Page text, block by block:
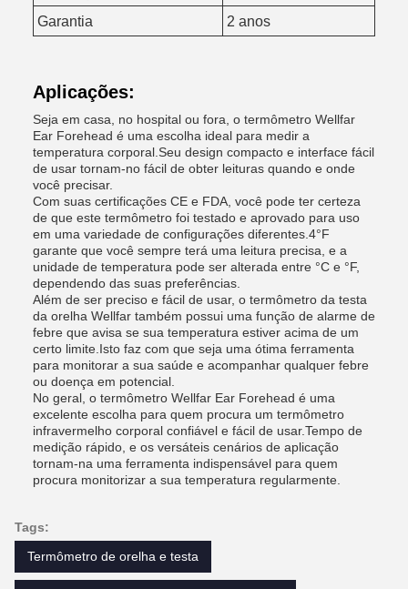
Garantia
2 anos
Aplicações:
Seja em casa, no hospital ou fora, o termômetro Wellfar
Ear Forehead é uma escolha ideal para medir a
temperatura corporal.Seu design compacto e interface fácil
de usar tornam-no fácil de obter leituras quando e onde
você precisar.
Com suas certificações CE e FDA, você pode ter certeza
de que este termômetro foi testado e aprovado para uso
em uma variedade de configurações diferentes.4°F
garante que você sempre terá uma leitura precisa, e a
unidade de temperatura pode ser alterada entre °C e °F,
dependendo das suas preferências.
Além de ser preciso e fácil de usar, o termômetro da testa
da orelha Wellfar também possui uma função de alarme de
febre que avisa se sua temperatura estiver acima de um
certo limite.Isto faz com que seja uma ótima ferramenta
para monitorar a sua saúde e acompanhar qualquer febre
ou doença em potencial.
No geral, o termômetro Wellfar Ear Forehead é uma
excelente escolha para quem procura um termômetro
infravermelho corporal confiável e fácil de usar.Tempo de
medição rápido, e os versáteis cenários de aplicação
tornam-na uma ferramenta indispensável para quem
procura monitorizar a sua temperatura regularmente.
Tags:
Termômetro de orelha e testa